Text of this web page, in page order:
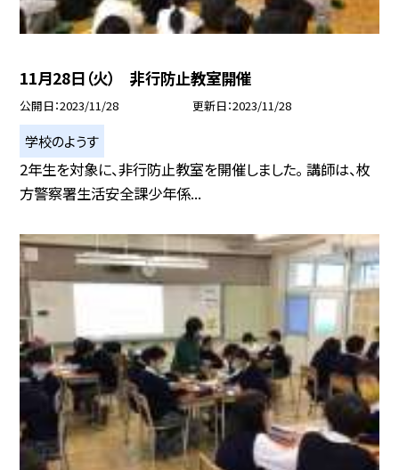
11月28日（火） 非行防止教室開催
公開日 2023/11/28 更新日 2023/11/28
学校のようす
2年生を対象に、非行防止教室を開催しました。 講師は、枚
方警察署生活安全課少年係...